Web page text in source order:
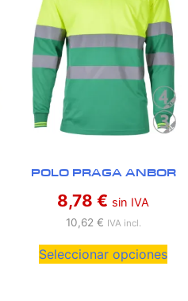
POLO PRAGA ANBOR
8,78 € sin IVA
10,62 € IVA incl.
Seleccionar opciones